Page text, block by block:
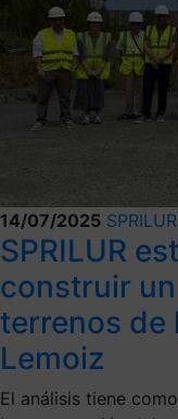
14/07/2025 SPRILUR
SPRILUR
construir
terrenos de
Lemoiz
El análisis tiene